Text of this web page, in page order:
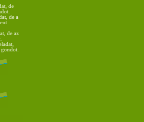
de
de a
de az